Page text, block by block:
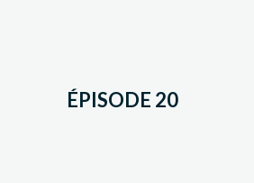
ÉPISODE 20